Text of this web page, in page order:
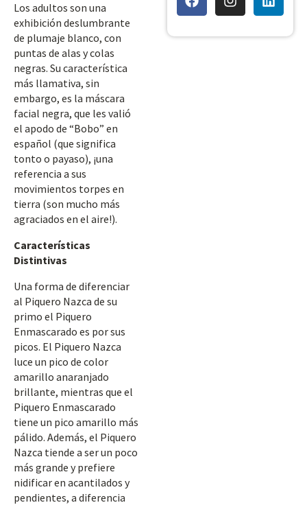
Los adultos son una
exhibición deslumbrante
de plumaje blanco, con
puntas de alas y colas
negras. Su característica
más llamativa, sin
embargo, es la máscara
facial negra, que les valió
el apodo de “Bobo” en
español (que significa
tonto o payaso), ¡una
referencia a sus
movimientos torpes en
tierra (son mucho más
agraciados en el aire!).
Características
Distintivas
Una forma de diferenciar
al Piquero Nazca de su
primo el Piquero
Enmascarado es por sus
picos. El Piquero Nazca
luce un pico de color
amarillo anaranjado
brillante, mientras que el
Piquero Enmascarado
tiene un pico amarillo más
pálido. Además, el Piquero
Nazca tiende a ser un poco
más grande y prefiere
nidificar en acantilados y
pendientes, a diferencia